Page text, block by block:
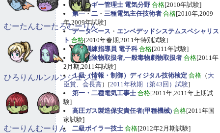
エネルギー管理士 電気分野 合格[2010年試験]
第一・二 ・ 三種電気主任技術者 合格[2010年,2009
年,2009年試験]
データベース ・ エンベデッドシステムスペシャリス
ト 合格[2010年春期,2011年特別試験]
職業訓練指導員 電子科 合格[2011年試験]
甲種危険物取扱者,一般毒物劇物取扱者 合格[2011年
2月期,2011年試験]
１級（情報・制御）ディジタル技術検定 合格 （ 大
臣賞、会長賞）[2011年秋期（第43回）試験]
第一・二種電気工事士 合格[2011年,2011年上期試
験]
高圧ガス製造保安責任者(甲種機械) 合格[2011年国
家試験]
二級ボイラー技士 合格[2012年2月期試験]
むーたんむーたろむーりん
ひろりんルンルンジュジュ
むーりんむーりん